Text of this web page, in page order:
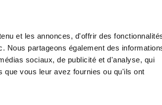
et les annonces, d'offrir des
Nous partageons également des
sociaux, de publicité et d'analyse, qui
vous leur avez fournies ou qu'ils ont
History International Politics